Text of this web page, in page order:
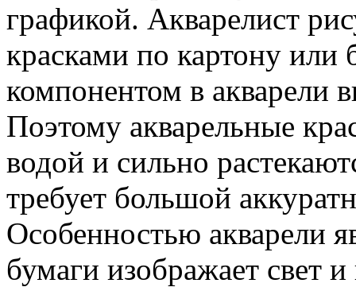
графикой. Акварелист
красками по картону
компонентом в акварели
Поэтому акварельные
водой и сильно
требует большой
Особенностью акварели
бумаги изображает свет